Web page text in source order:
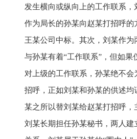
发生横向或纵向上的工作联系，
作为局长的孙某向赵某打招呼的
王某公司中标。其次，刘某作为
与孙某有着“工作联系”，但如果
对上级的工作联系，孙某绝不会
招呼，正如刘某和孙某的供述均
某之所以替刘某给赵某打招呼，
刘某长期担任孙某秘书，两人建